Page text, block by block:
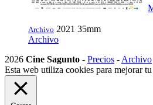
Archivo 2021 35mm
Archivo
2026 Cine Sagunto - Precios - Archivo
Esta web utiliza cookies para mejorar